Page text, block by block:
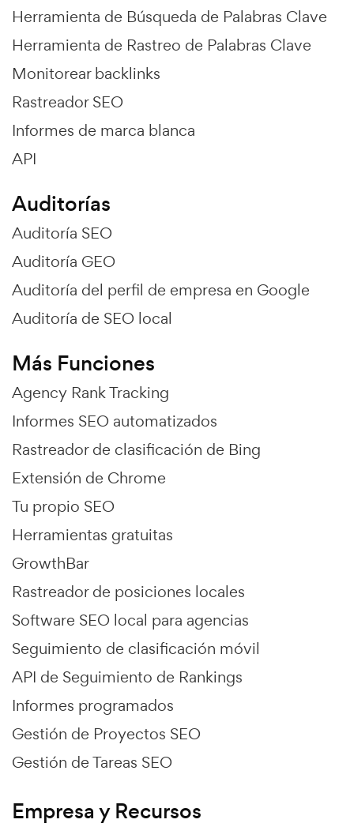
Herramienta de Búsqueda de Palabras Clave
Herramienta de Rastreo de Palabras Clave
Monitorear backlinks
Rastreador SEO
Informes de marca blanca
API
Auditorías
Auditoría SEO
Auditoría GEO
Auditoría del perfil de empresa en Google
Auditoría de SEO local
Más Funciones
Agency Rank Tracking
Informes SEO automatizados
Rastreador de clasificación de Bing
Extensión de Chrome
Tu propio SEO
Herramientas gratuitas
GrowthBar
Rastreador de posiciones locales
Software SEO local para agencias
Seguimiento de clasificación móvil
API de Seguimiento de Rankings
Informes programados
Gestión de Proyectos SEO
Gestión de Tareas SEO
Empresa y Recursos